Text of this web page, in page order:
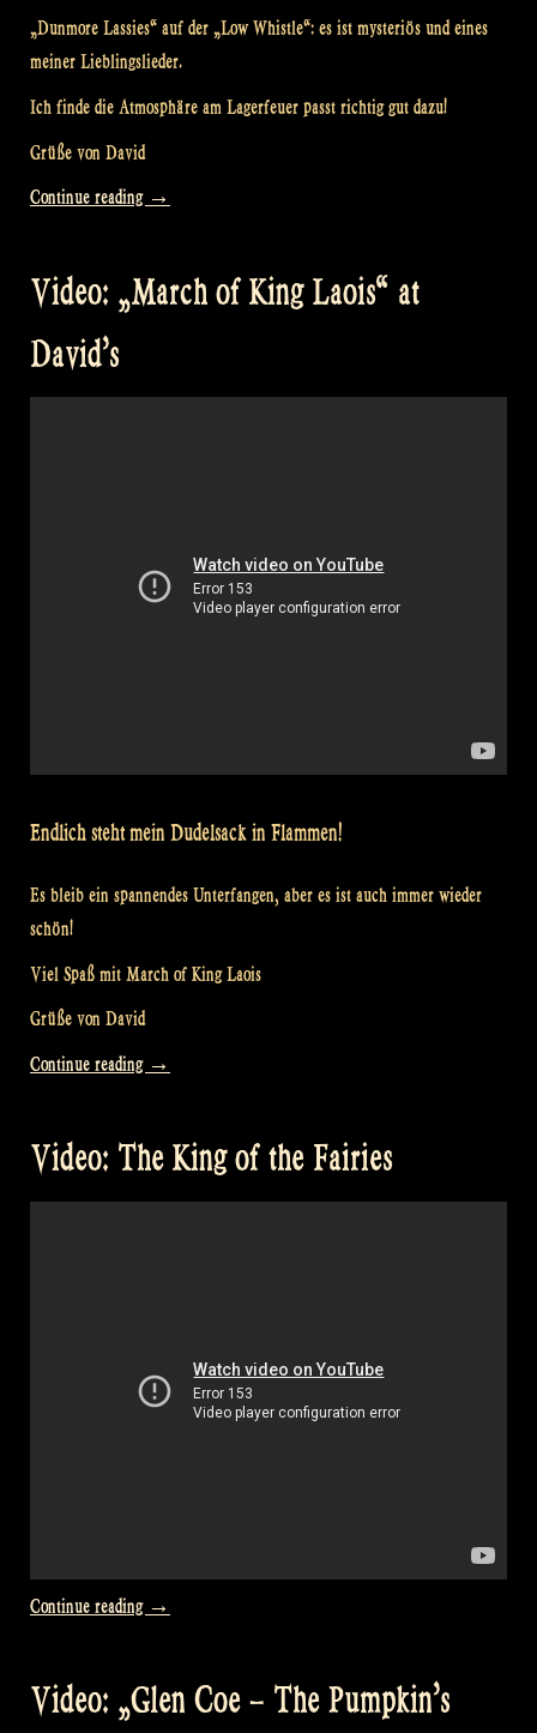
„Dunmore Lassies“ auf der „Low Whistle“: es ist mysteriös und eines
meiner Lieblingslieder.
Ich finde die Atmosphäre am Lagerfeuer passt richtig gut dazu!
Grüße von David
Continue reading „Video:
at
→
Video: „March of King Laois“ at
David’s
Endlich steht mein Dudelsack in Flammen!
Es bleib ein spannendes Unterfangen, aber es ist auch immer wieder
schön!
Viel Spaß mit March of King Laois
Grüße von David
Continue reading „Video:
King
Laois“
→
Video: The King of the Fairies
Continue reading „Video:
of
→
Video: „Glen Coe – The Pumpkin’s